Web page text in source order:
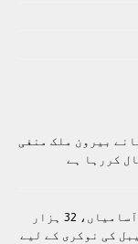
بيرون ملک منفی
کررہا ہے
اسلام آباد پولیس میں 1667 آسامیاں، 32 ہزار
کی نوکری کے لیے